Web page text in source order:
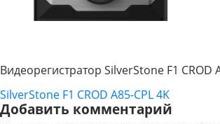
Видеорегистратор SilverStone F1 CROD
НАВИГАЦИЯ
SilverStone F1 CROD A85-CPL 4K
Добавить комментарий